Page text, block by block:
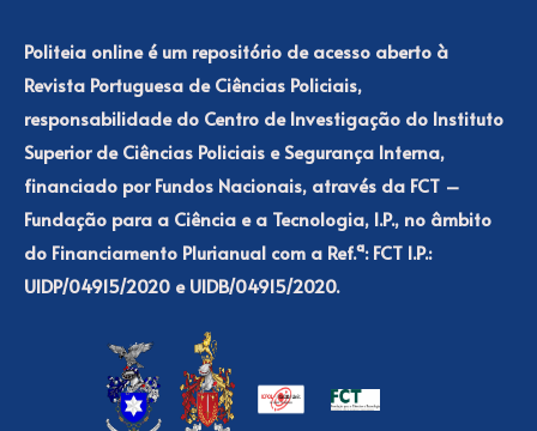
Politeia online é um repositório de acesso aberto à
Revista Portuguesa de Ciências Policiais,
responsabilidade do Centro de Investigação do Instituto
Superior de Ciências Policiais e Segurança Interna,
financiado por Fundos Nacionais, através da FCT –
Fundação para a Ciência e a Tecnologia, I.P., no âmbito
do Financiamento Plurianual com a Ref.ª: FCT I.P.:
UIDP/04915/2020 e UIDB/04915/2020.